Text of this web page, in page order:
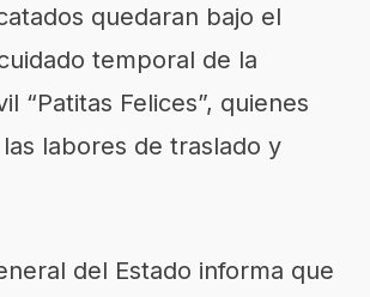
quedaran bajo el
temporal de la
“Patitas Felices”, quienes
labores de traslado y
del Estado informa que